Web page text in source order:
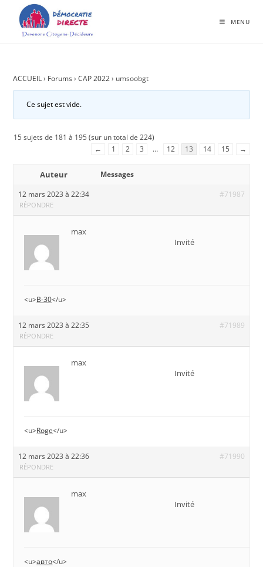
MENU
ACCUEIL › Forums › CAP 2022 › umsoobgt
Ce sujet est vide.
15 sujets de 181 à 195 (sur un total de 224)
←
1 2 3 … 12 13 14 15 →
Auteur
Messages
12 mars 2023 à 22:34
#71987
RÉPONDRE
max
Invité
<u>B-30</u>
12 mars 2023 à 22:35 #71989
RÉPONDRE
max
Invité
<u>Roge</u>
12 mars 2023 à 22:36 #71990
RÉPONDRE
max
Invité
<u>авто</u>